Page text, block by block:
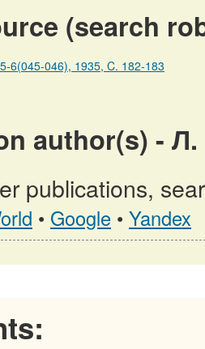
(search
6(045-046), 1935, C. 182-183
author(s) -
publications,
• Google • Yandex